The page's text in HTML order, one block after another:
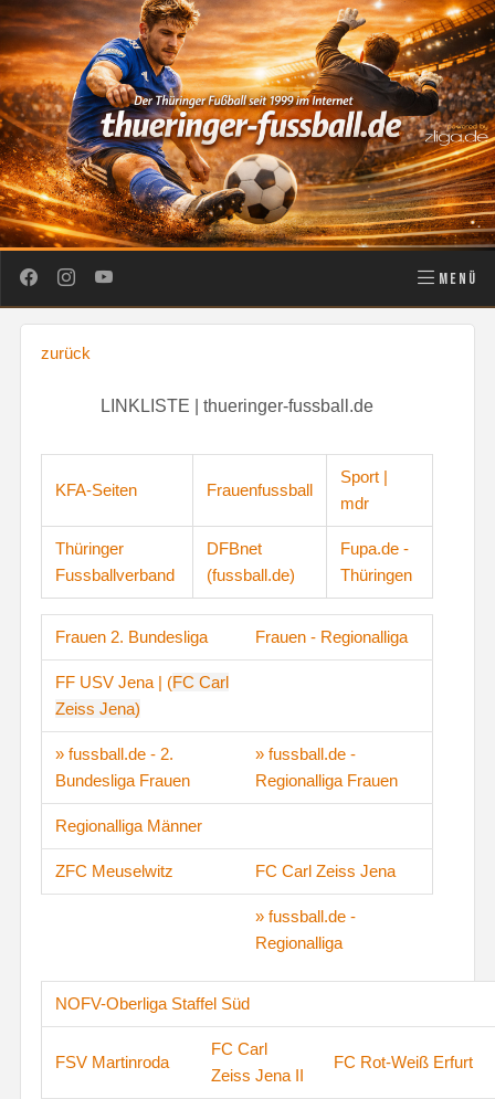
MENÜ
zurück
LINKLISTE | thueringer-fussball.de
KFA-Seiten Frauenfussball
Sport |
mdr
Thüringer
Fussballverband
DFBnet
(fussball.de)
Fupa.de -
Thüringen
Frauen 2. Bundesliga Frauen - Regionalliga
FF USV Jena | (FC Carl
Zeiss Jena)
» fussball.de - 2.
Bundesliga Frauen
» fussball.de -
Regionalliga Frauen
Regionalliga Männer
ZFC Meuselwitz FC Carl Zeiss Jena
» fussball.de -
Regionalliga
NOFV-Oberliga Staffel Süd
FSV Martinroda
FC Carl
Zeiss Jena II
FC Rot-Weiß Erfurt